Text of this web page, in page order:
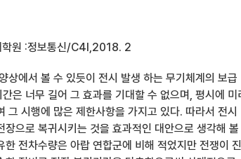
학원 :정보통신/C4I,2018. 2
상에서 볼 수 있듯이 전시 발생 하는 무기체계의 보급
은 너무 길어 그 효과를 기대할 수 없으며, 평시에 미
그 시행에 많은 제한사항을 가지고 있다. 따라서 전시
으로 복귀시키는 것을 효과적인 대안으로 생각해 볼
전차수량은 아랍 연합군에 비해 적었지만 전쟁이